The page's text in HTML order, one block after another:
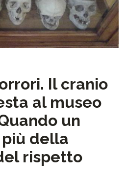
Il cranio
al museo
un
della
rispetto